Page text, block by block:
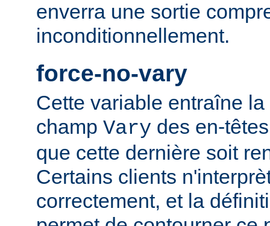
enverra une sortie
inconditionnellement.
force-no-vary
Cette variable entraîne
champ Vary des en-
que cette dernière soit
Certains clients
correctement, et la